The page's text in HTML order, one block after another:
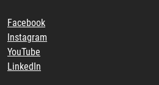
Facebook
Instagram
YouTube
LinkedIn